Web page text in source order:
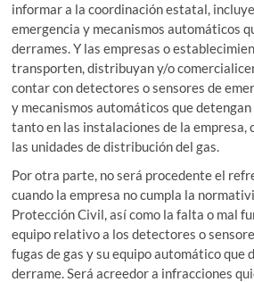
informar a la coordinación estatal,
emergencia y mecanismos automáticos
derrames. Y las empresas o
transporten, distribuyan y/o
contar con detectores o sensores de
y mecanismos automáticos que
tanto en las instalaciones de la empresa,
las unidades de distribución del gas.
Por otra parte, no será procedente el
cuando la empresa no cumpla la
Protección Civil, así como la falta o mal
equipo relativo a los detectores o
fugas de gas y su equipo automático que
derrame. Será acreedor a infracciones